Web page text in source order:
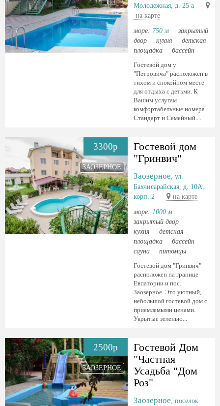
Молодежная, д. 25 а
на карте
море: 750 м
закрытый
двор
кухня
детская
площадка
бассейн
Гостевой дом у
"Петровича" расположен в
тихом и спокойном месте
для отдыха с детьми. К
Вашим услугам
комфортабельные номера
Стандарт и Семейный....
3300р
ЗАОЗЕРНОЕ
Гостевой дом
"Гринвич"
Заозерное, ул.
Бахчисарайская, д. 10А,
корп. 2
на карте
море: 1000 м
закрытый двор
кухня
детская
площадка
бассейн
сауна
питомцы
Гостевой дом "Гринвич"
расположен на границе
Евпатории и пос.
Заозерное. Это уютный,
небольшой гостевой дом с
приемлемыми ценами.
Укрытые зеленью...
2500р
ЗАОЗЕРНОЕ
Гостевой Дом
"Частная
Усадьба "Дом
Роз"
Заозерное, поселок